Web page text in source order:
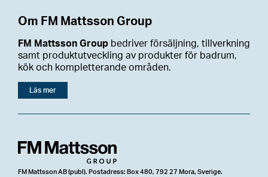
Om FM Mattsson Group
FM Mattsson Group bedriver försäljning, tillverkning
samt produktutveckling av produkter för badrum,
kök och kompletterande områden.
Läs mer
FM Mattsson AB (publ). Postadress: Box 480, 792 27 Mora, Sverige.